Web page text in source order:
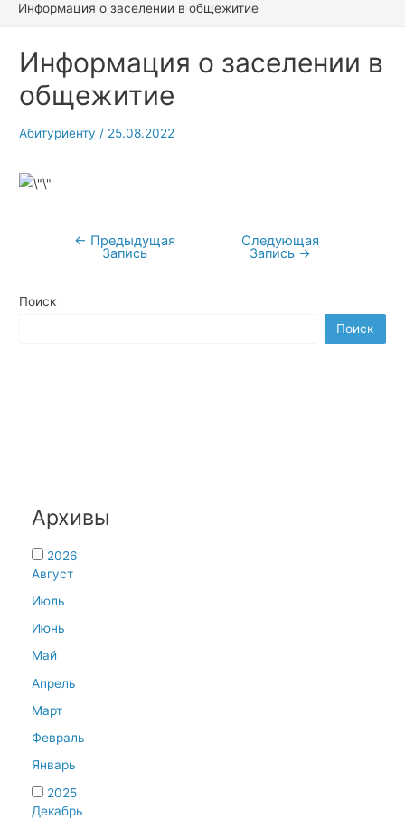
Информация о заселении в общежитие
Информация о заселении в
общежитие
Абитуриенту / 25.08.2022
Навигация
← Предыдущая
Запись
Следующая
Запись →
Поиск
Поиск
Архивы
2026
Август
Июль
Июнь
Май
Апрель
Март
Февраль
Январь
2025
Декабрь